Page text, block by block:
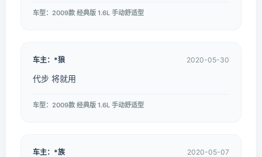
车型：2009款 经典版 1.6L 手动舒适型
车主：*狼 2020-05-30
代步 将就用
车型：2009款 经典版 1.6L 手动舒适型
车主：*族 2020-05-07